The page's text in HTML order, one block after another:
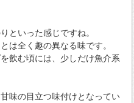
といった感じですね。
は全く趣の異なる味です。
飲む頃には、少しだけ魚介系
味の目立つ味付けとなってい